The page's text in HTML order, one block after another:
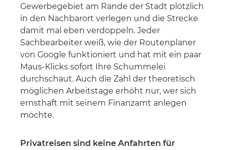
Gewerbegebiet am Rande der Stadt plötzlich
in den Nachbarort verlegen und die Strecke
damit mal eben verdoppeln. Jeder
Sachbearbeiter weiß, wie der Routenplaner
von Google funktioniert und hat mit ein paar
Maus-Klicks sofort Ihre Schummelei
durchschaut. Auch die Zahl der theoretisch
möglichen Arbeitstage erhöht nur, wer sich
ernsthaft mit seinem Finanzamt anlegen
möchte.
Privatreisen sind keine Anfahrten für